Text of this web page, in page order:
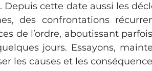
Depuis cette date aussi les
des confrontations
de l’ordre, aboutissant
jours. Essayons,
les causes et les